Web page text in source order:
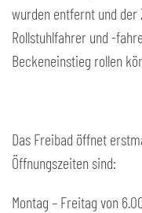
wurden entfernt und der
Rollstuhlfahrer und -
Beckeneinstieg rollen
Das Freibad öffnet
Öffnungszeiten sind:
Montag – Freitag von